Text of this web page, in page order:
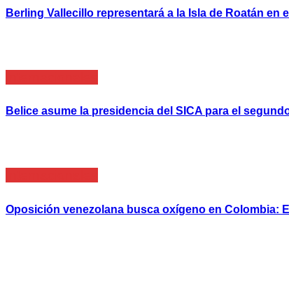
Berling Vallecillo representará a la Isla de Roatán en
Belice asume la presidencia del SICA para el
Oposición venezolana busca oxígeno en Colombia: